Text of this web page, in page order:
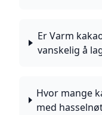
Er Varm
vanskelig å
Hvor mange
med